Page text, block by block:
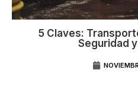
5 Claves:
Seguridad